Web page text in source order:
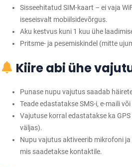
Sisseehitatud SIM-kaart – ei vaja
iseseisvalt mobiilsidevõrgus.
Aku kestvus kuni 1 kuu ühe
Pritsme- ja pesemiskindel (mitte
Kiire abi ühe
Punase nupu vajutus saadab
Teade edastatakse SMS-i, e-maili
Vajutuse korral edastatakse ka
väljas).
Nupu vajutus aktiveerib mikrofoni
mis saadetakse kontaktile.